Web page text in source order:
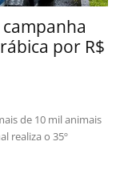
por R$
realiza o 35º